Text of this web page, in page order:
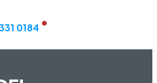
0184